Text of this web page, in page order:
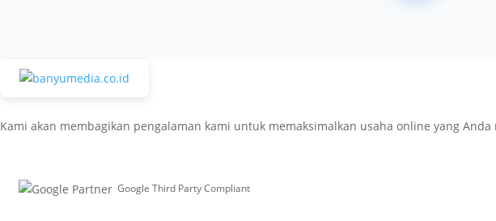
Kami akan membagikan pengalaman kami untuk memaksimalkan usaha online yang
Google Third Party Compliant